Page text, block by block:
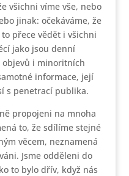
všichni víme vše, nebo
jinak: očekáváme, že
přece vědět i všichni
jako jsou denní
objevů i minoritních
informace, její
s penetrací publika.
propojeni na mnoha
to, že sdílíme stejné
věcem, neznamená
Jsme odděleni do
to bylo dřív, když nás